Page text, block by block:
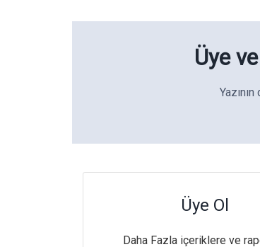
Üye
Üye Ol
Daha Fazla içeriklere ve